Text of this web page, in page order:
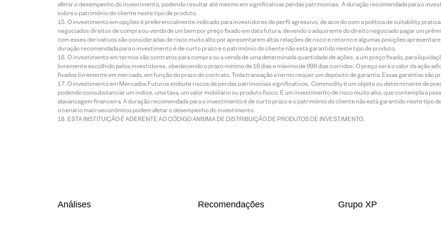
afetar o desempenho do investimento, podendo resultar até mesmo em significativas perdas patrimoniais. A duração recomendada para o
sobre o patrimônio do cliente neste tipo de produto.
O investimento em opções é preferencialmente indicado para investidores de perfil agressivo, de acordo com a política de suitability
negociados direitos de compra ou venda de um bem por preço fixado em data futura, devendo o adquirente do direito negociado pagar um
com esses derivativos são consideradas de risco muito alto por apresentarem altas relações de risco e retorno e algumas posições
duração recomendada para o investimento é de curto prazo e o patrimônio do cliente não está garantido neste tipo de produto.
O investimento em termos são contratos para compra ou a venda de uma determinada quantidade de ações, a um preço fixado, para
livremente escolhido pelos investidores, obedecendo o prazo mínimo de 16 dias e máximo de 999 dias corridos. O preço será o valor da ação
fixados livremente em mercado, em função do prazo do contrato. Toda transação a termo requer um depósito de garantia. Essas garantias são
O investimento em Mercados Futuros embute riscos de perdas patrimoniais significativos. Commodity é um objeto ou determinante de
podendo consubstanciar um índice, uma taxa, um valor mobiliário ou produto físico. É um investimento de risco muito alto, que contempla a
alavancagem financeira. A duração recomendada para o investimento é de curto prazo e o patrimônio do cliente não está garantido neste tipo
o cenário macroeconômico podem afetar o desempenho do investimento.
ESTA INSTITUIÇÃO É ADERENTE AO CÓDIGO ANBIMA DE DISTRIBUIÇÃO DE PRODUTOS DE INVESTIMENTO.
Análises Recomendações Grupo XP